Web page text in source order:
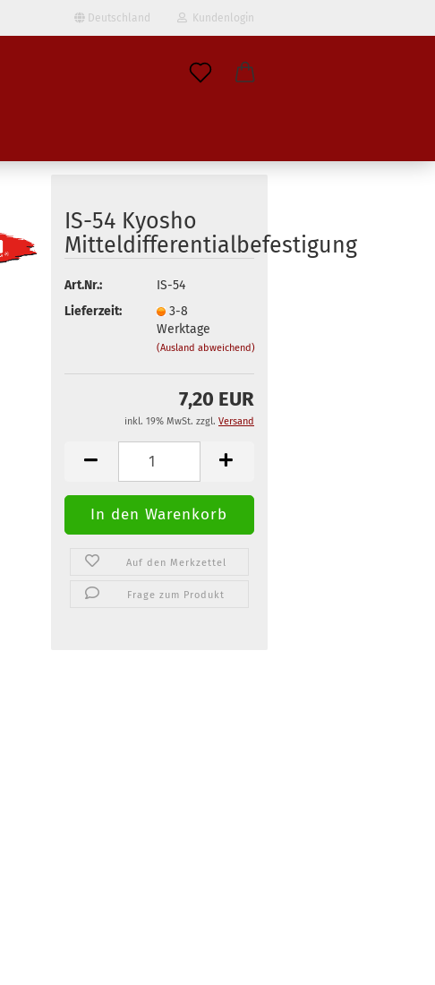
Deutschland Kundenlogin
Passwort
IS-54 Kyosho
Mitteldifferentialbefestigung
Art.Nr.:
IS-54
Lieferzeit:
3-8
Werktage
(Ausland abweichend)
7,20 EUR
inkl. 19% MwSt. zzgl. Versand
Auf den Merkzettel
Frage zum Produkt